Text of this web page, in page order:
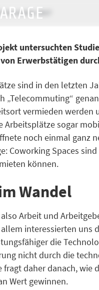
November 2017
untersuchten
Erwerbstätigen
sind in den letzten
„Telecommuting“
vermieden
sogar
noch einmal ganz
Coworking Spaces
können.
Wandel
Arbeit und
interessierten
die
nicht durch die
daher danach,
Wert gewinnen.